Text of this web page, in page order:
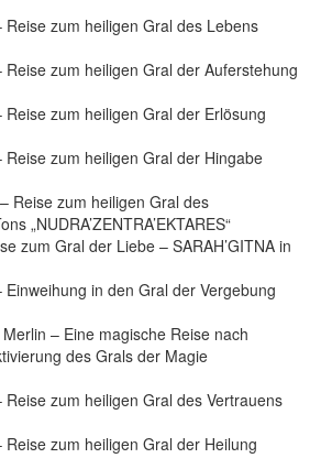
Reise zum heiligen Gral des Lebens
Reise zum heiligen Gral der Auferstehung
Reise zum heiligen Gral der Erlösung
Reise zum heiligen Gral der Hingabe
Reise zum heiligen Gral des
„NUDRA’ZENTRA’EKTARES“
zum Gral der Liebe – SARAH’GITNA in
Einweihung in den Gral der Vergebung
– Eine magische Reise nach
des Grals der Magie
Reise zum heiligen Gral des Vertrauens
Reise zum heiligen Gral der Heilung